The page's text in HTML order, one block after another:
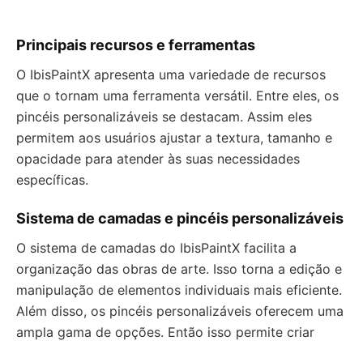
Principais recursos e ferramentas
O IbisPaintX apresenta uma variedade de recursos
que o tornam uma ferramenta versátil. Entre eles, os
pincéis personalizáveis se destacam. Assim eles
permitem aos usuários ajustar a textura, tamanho e
opacidade para atender às suas necessidades
específicas.
Sistema de camadas e pincéis personalizáveis
O sistema de camadas do IbisPaintX facilita a
organização das obras de arte. Isso torna a edição e
manipulação de elementos individuais mais eficiente.
Além disso, os pincéis personalizáveis oferecem uma
ampla gama de opções. Então isso permite criar